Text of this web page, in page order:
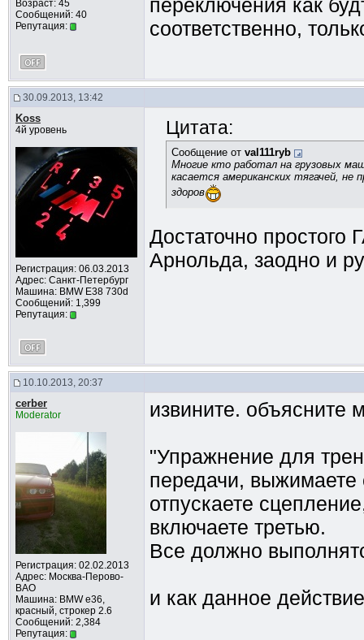
Возраст: 45
Сообщений: 40
Репутация:
переключения как
соответственно,
30.09.2013, 13:42
Koss
4й уровень
Регистрация: 06.03.2013
Адрес: Санкт-Петербург
Машина: BMW E38 730d
Сообщений: 1,399
Репутация:
Цитата:
Сообщение от val111ryb
Многие кто работал на грузовых
касается американских тягачей, не
здоров
Достаточно простого
Арнольда, заодно и
10.10.2013, 20:37
cerber
Moderator
Регистрация: 02.02.2013
Адрес: Москва-Перово-
ВАО
Машина: BMW e36,
красный, строкер 2.6
Сообщений: 2,384
Репутация:
извините. объясните
"Упражнение для
передачи, выжимаете
отпускаете
включаете третью.
Все должно
и как данное